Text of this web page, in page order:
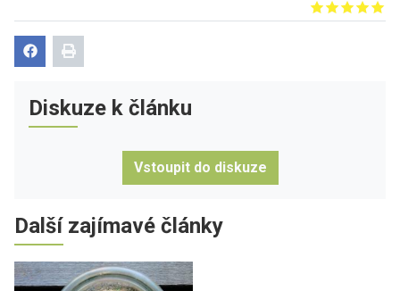
Give it 1/5
Give it 2/5
Give it 3/5
Give it 4/5
Give it 5/5
Diskuze k článku
Vstoupit do diskuze
Další zajímavé články